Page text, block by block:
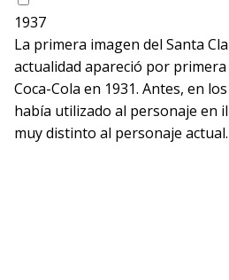
1937
La primera imagen del Santa
actualidad apareció por
Coca-Cola en 1931. Antes, en
había utilizado al personaje en
muy distinto al personaje actual.